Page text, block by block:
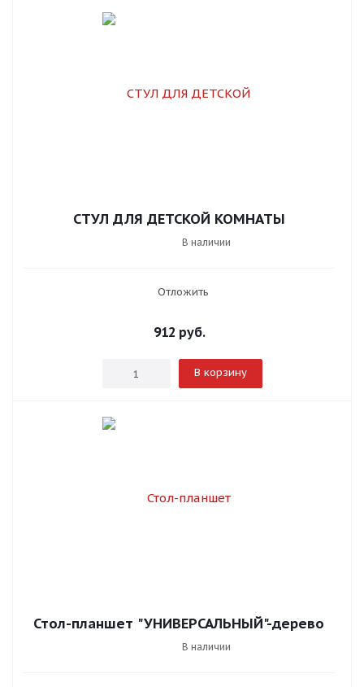
СТУЛ ДЛЯ ДЕТСКОЙ КОМНАТЫ
В наличии
Отложить
912 руб.
В корзину
Стол-планшет "УНИВЕРСАЛЬНЫЙ"-дерево
В наличии